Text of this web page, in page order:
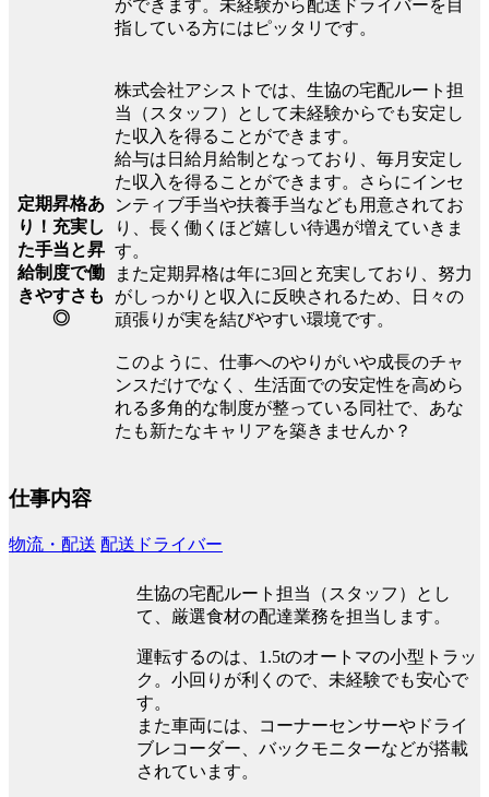
ができます。未経験から配送ドライバーを目
指している方にはピッタリです。
定期昇格あ
り！充実し
た手当と昇
給制度で働
きやすさも
◎
株式会社アシストでは、生協の宅配ルート担
当（スタッフ）として未経験からでも安定し
た収入を得ることができます。
給与は日給月給制となっており、毎月安定し
た収入を得ることができます。さらにインセ
ンティブ手当や扶養手当なども用意されてお
り、長く働くほど嬉しい待遇が増えていきま
す。
また定期昇格は年に3回と充実しており、努力
がしっかりと収入に反映されるため、日々の
頑張りが実を結びやすい環境です。
このように、仕事へのやりがいや成長のチャ
ンスだけでなく、生活面での安定性を高めら
れる多角的な制度が整っている同社で、あな
たも新たなキャリアを築きませんか？
仕事内容
物流・配送 配送ドライバー
生協の宅配ルート担当（スタッフ）とし
て、厳選食材の配達業務を担当します。
運転するのは、1.5tのオートマの小型トラッ
ク。小回りが利くので、未経験でも安心で
す。
また車両には、コーナーセンサーやドライ
ブレコーダー、バックモニターなどが搭載
されています。